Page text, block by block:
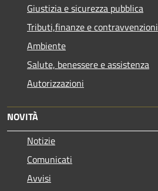
Giustizia e sicurezza pubblica
Tributi,finanze e contravvenzioni
Ambiente
Salute, benessere e assistenza
Autorizzazioni
NOVITÀ
Notizie
Comunicati
Avvisi